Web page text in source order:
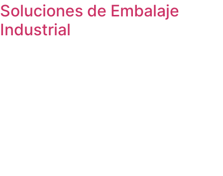
Soluciones de Embalaje
Industrial